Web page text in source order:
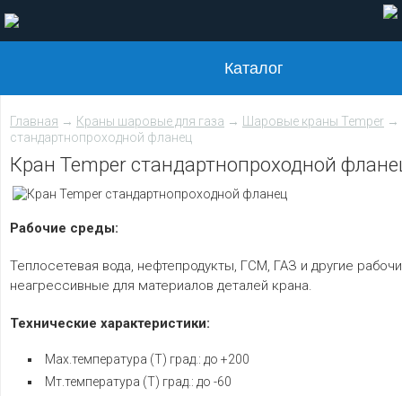
Каталог
Главная → Краны шаровые для газа → Шаровые краны Temper →
стандартнопроходной фланец
Кран Temper стандартнопроходной
Рабочие среды:
Теплосетевая вода, нефтепродукты, ГСМ, ГАЗ и другие
неагрессивные для материалов деталей крана.
Технические характеристики:
Мах.температура (Т) град.: до +200
Мт.температура (Т) град.: до -60